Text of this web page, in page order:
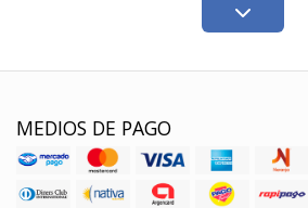
MEDIOS DE PAGO